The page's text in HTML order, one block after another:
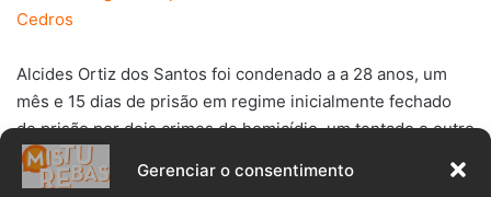
Gerenciar o consentimento
Cedros
Alcides Ortiz dos Santos foi condenado a a 28 anos, um
mês e 15 dias de prisão em regime inicialmente fechado
de prisão por dois crimes de homicídio, um tentado e outro
consumado, qualificados: por motivo torpe, uso de meio
que resultou em perigo comum e por dificultar a defesa da